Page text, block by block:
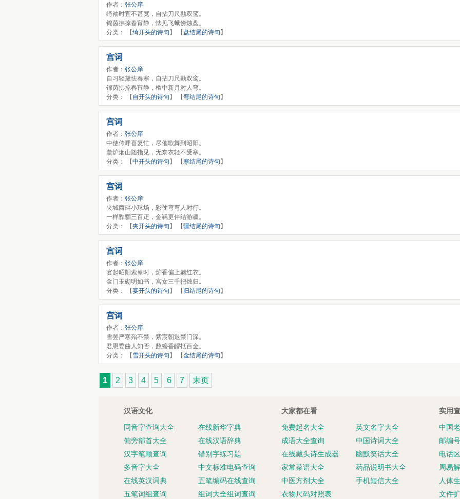
作者： 张公庠
绮袖时宜不甚宽，自拈刀尺勘双鸾。
锦茵拂掠春宵静，怯见飞蛾傍烛盘。
分类： 【绮开头的诗句】 【盘结尾的诗句】
宫词
作者： 张公庠
自习轻黛怯春寒，自拈刀尺勘双鸾。
锦茵拂掠春宵静，槛中新月对人弯。
分类： 【自开头的诗句】 【弯结尾的诗句】
宫词
作者： 张公庠
中使传呼喜复忙，尽催歌舞到昭阳。
薰炉烟山随指见，无奈衣轻不受寒。
分类： 【中开头的诗句】 【寒结尾的诗句】
宫词
作者： 张公庠
夹城西畔小球场，彩仗弯弯人对行。
一样骅骝三百疋，金羁更伴结游疆。
分类： 【夹开头的诗句】 【疆结尾的诗句】
宫词
作者： 张公庠
宴起昭阳索辇时，炉香偏上赭红衣。
金门玉砌明如书，宫女三千把烛归。
分类： 【宴开头的诗句】 【归结尾的诗句】
宫词
作者： 张公庠
雪罢严寒殆不禁，紫宸朝退禁门深。
君恩委曲人知否，数盏香醪抵百金。
分类： 【雪开头的诗句】 【金结尾的诗句】
1 2 3 4 5 6 7 末页
汉语文化
同音字查询大全
在线新华字典
偏旁部首大全
在线汉语辞典
汉字笔顺查询
错别字练习题
多音字大全
中文标准电码查询
在线英汉词典
五笔编码在线查询
五笔词组查询
组词大全组词查询
大家都在看
免费起名大全
英文名字大全
成语大全查询
中国诗词大全
在线藏头诗生成器
幽默笑话大全
家常菜谱大全
药品说明书大全
中医方剂大全
手机短信大全
衣物尺码对照表
实用
中国
邮编
电话
周易
人体
文件